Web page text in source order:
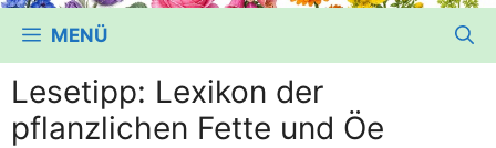
MENÜ
Lesetipp: Lexikon der
pflanzlichen Fette und Öe